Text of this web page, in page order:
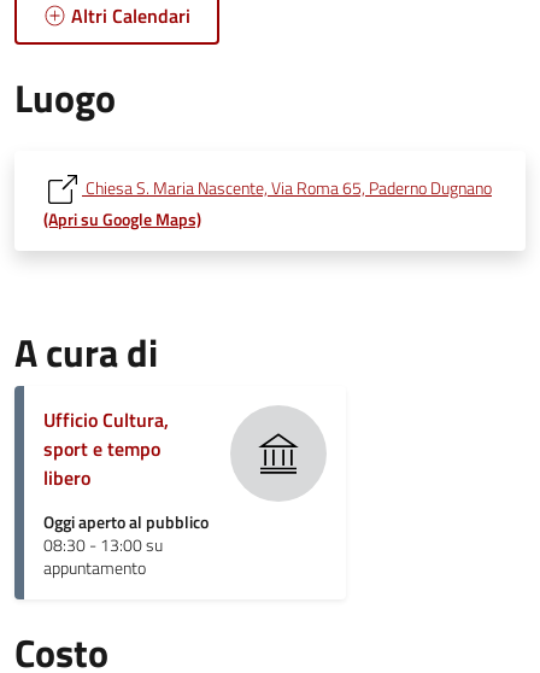
Altri Calendari
Luogo
Chiesa S. Maria Nascente, Via Roma 65, Paderno Dugnano
(Apri su Google Maps)
A cura di
Ufficio Cultura,
sport e tempo
libero
Oggi aperto al pubblico
08:30 - 13:00 su
appuntamento
Costo